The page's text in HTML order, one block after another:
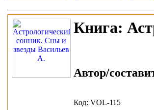
Книга:
Автор/
Код: VOL-115